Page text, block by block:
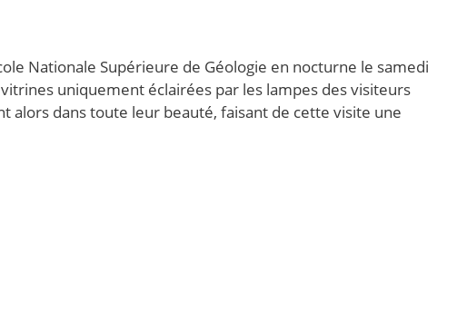
Nationale Supérieure de Géologie en nocturne le samedi
uniquement éclairées par les lampes des visiteurs
alors dans toute leur beauté, faisant de cette visite une